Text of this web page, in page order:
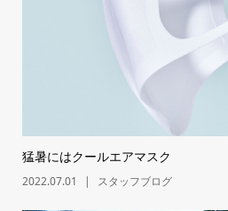
猛暑にはクールエアマスク
2022.07.01 スタッフブログ